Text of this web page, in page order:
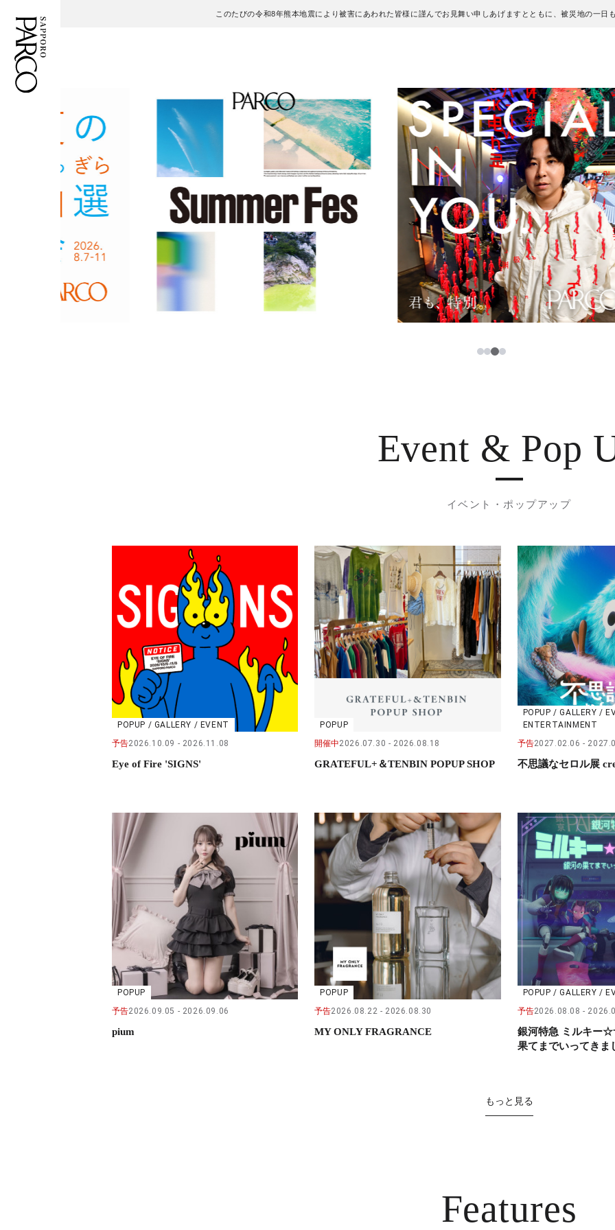
このたびの令和8年熊本地震により被害にあわれた皆様に謹んでお見舞い申しあげますとともに、被災地の一日
施設案内・アクセス
イベント・ポップアップ
ニュース
レストラン・カフェ
繁体字
簡体字
한국어
1234
Event & Pop
イベント・ポップアップ
POPUP / GALLERY / EVENT
予告2026.10.09 2026.11.08
Eye of Fire 'SIGNS'
POPUP
開催中2026.07.30 2026.08.18
GRATEFUL+＆TENBIN POPUP SHOP
POPUP / GALLERY /
ENTERTAINMENT
予告2027.02.06
不思議なセロル展
POPUP
予告2026.09.05 2026.09.06
pium
POPUP
予告2026.08.22 2026.08.30
MY ONLY FRAGRANCE
POPUP / GALLERY /
予告2026.08.08
銀河特急 ミルキー☆
果てまでいってきま
もっと見る
Features